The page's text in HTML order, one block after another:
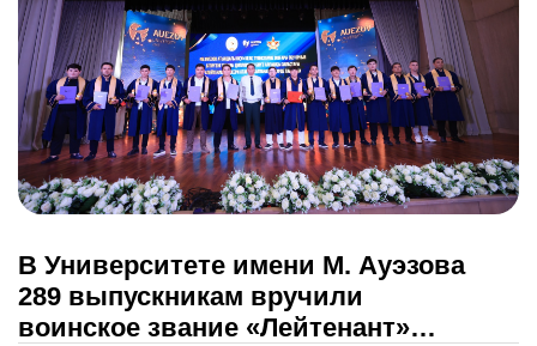
В Университете имени М. Ауэзова
289 выпускникам вручили
воинское звание «Лейтенант»